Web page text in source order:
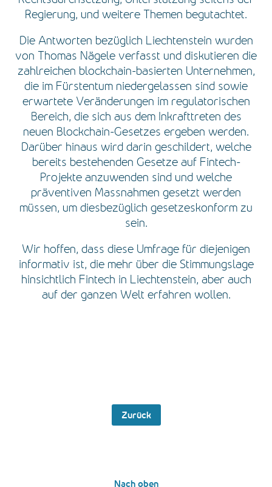
Regierung, und weitere Themen begutachtet.
Die Antworten bezüglich Liechtenstein wurden
von Thomas Nägele verfasst und diskutieren die
zahlreichen blockchain-basierten Unternehmen,
die im Fürstentum niedergelassen sind sowie
erwartete Veränderungen im regulatorischen
Bereich, die sich aus dem Inkrafttreten des
neuen Blockchain-Gesetzes ergeben werden.
Darüber hinaus wird darin geschildert, welche
bereits bestehenden Gesetze auf Fintech-
Projekte anzuwenden sind und welche
präventiven Massnahmen gesetzt werden
müssen, um diesbezüglich gesetzeskonform zu
sein.
Wir hoffen, dass diese Umfrage für diejenigen
informativ ist, die mehr über die Stimmungslage
hinsichtlich Fintech in Liechtenstein, aber auch
auf der ganzen Welt erfahren wollen.
Zurück
Nach oben